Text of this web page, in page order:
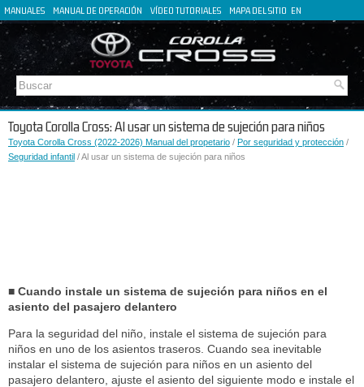
MANUALES MANUAL DE OPERACIÓN VÍDEO TUTORIALES MAPA DEL SITIO EN
FR
IT
Toyota Corolla Cross: Al usar un sistema de sujeción para niños
Toyota Corolla Cross (2022-2026) Manual del propetario / Por seguridad y protección /
Seguridad infantil / Al usar un sistema de sujeción para niños
■ Cuando instale un sistema de sujeción para niños en el
asiento del pasajero delantero
Para la seguridad del niño, instale el sistema de sujeción para
niños en uno de los asientos traseros. Cuando sea inevitable
instalar el sistema de sujeción para niños en un asiento del
pasajero delantero, ajuste el asiento del siguiente modo e instale el